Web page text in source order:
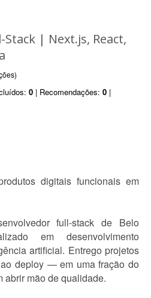
| Next.js, React,
0 | Recomendações: 0 |
digitais funcionais em
full-stack de Belo
em desenvolvimento
artificial. Entrego projetos
deploy — em uma fração do
abrir mão de qualidade.